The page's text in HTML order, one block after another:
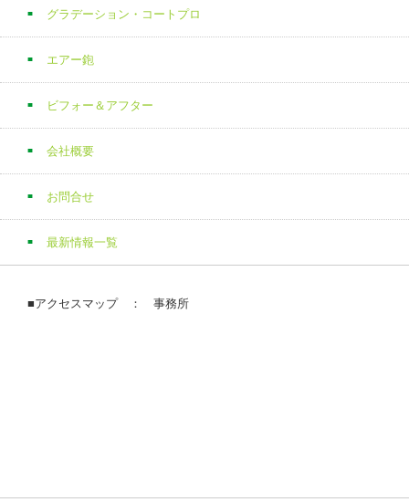
グラデーション・コートプロ
エアー鉋
ビフォー＆アフター
会社概要
お問合せ
最新情報一覧
■アクセスマップ ： 事務所